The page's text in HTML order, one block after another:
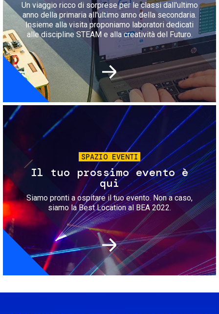
Un viaggio ricco di sorprese per le classi dall'ultimo
anno della primaria all'ultimo anno della secondaria.
Insieme alla visita proponiamo laboratori dedicati
alle discipline STEAM e alla creatività del Futuro.
Immagine
SPAZIO EVENTI
Il tuo prossimo evento è
qui
Siamo pronti a ospitare il tuo evento. Non a caso,
siamo la Best Location al BEA 2022.